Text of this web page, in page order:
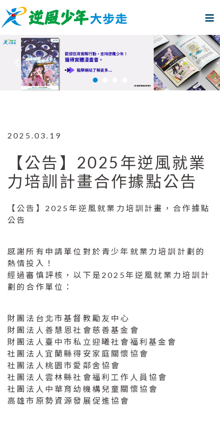
上一個 下
2025.03.19
【公告】2025年逆風就業
力培訓計畫合作據點公告
【公告】2025年逆風就業力培訓計畫，合作據點
公告
感謝所有申請單位對於青少年就業力培訓計劃的
熱情投入！
經過審慎評核，以下是2025年逆風就業力培訓計
劃的合作單位：
財團法台北市基督教勵友中心
財團法人善慧恩社會慈善基金會
財團法人臺中市私立迎曦社會福利基金會
社團法人宜蘭縣得安家庭關懷協會
社團法人桃園市愛鄰舍協會
社團法人雲林縣社會福利工作人員協會
社團法人中華育幼機構兒童關懷協會
高雄市原勢資源發展促進協會